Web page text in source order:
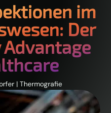
im
Der
Advantage
| Thermografie